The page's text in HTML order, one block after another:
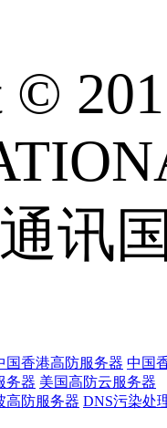
©
讯
国香港高防服务器 中国
务器 美国高防云服务器
高防服务器 DNS污染处